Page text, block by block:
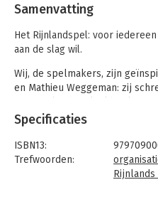
Samenvatting
Het Rijnlandspel: voor
aan de slag wil.
Wij, de spelmakers, zijn
en Mathieu Weggeman: zij
waar de verschillen zitten
managementmodel en de
werken.
Dit Rijnlandspel bestaat uit
vragenlijst die op drie
Specificaties
ISBN13:
Trefwoorden: